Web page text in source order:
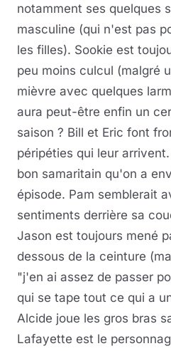
notamment ses quelques
masculine (qui n'est pas
les filles). Sookie est
peu moins culcul (malgré
mièvre avec quelques
aura peut-être enfin un
saison ? Bill et Eric font
péripéties qui leur
bon samaritain qu'on a
épisode. Pam semblerait
sentiments derrière sa
Jason est toujours mené
dessous de la ceinture
"j'en ai assez de passer
qui se tape tout ce qui a
Alcide joue les gros bras
Lafayette est le